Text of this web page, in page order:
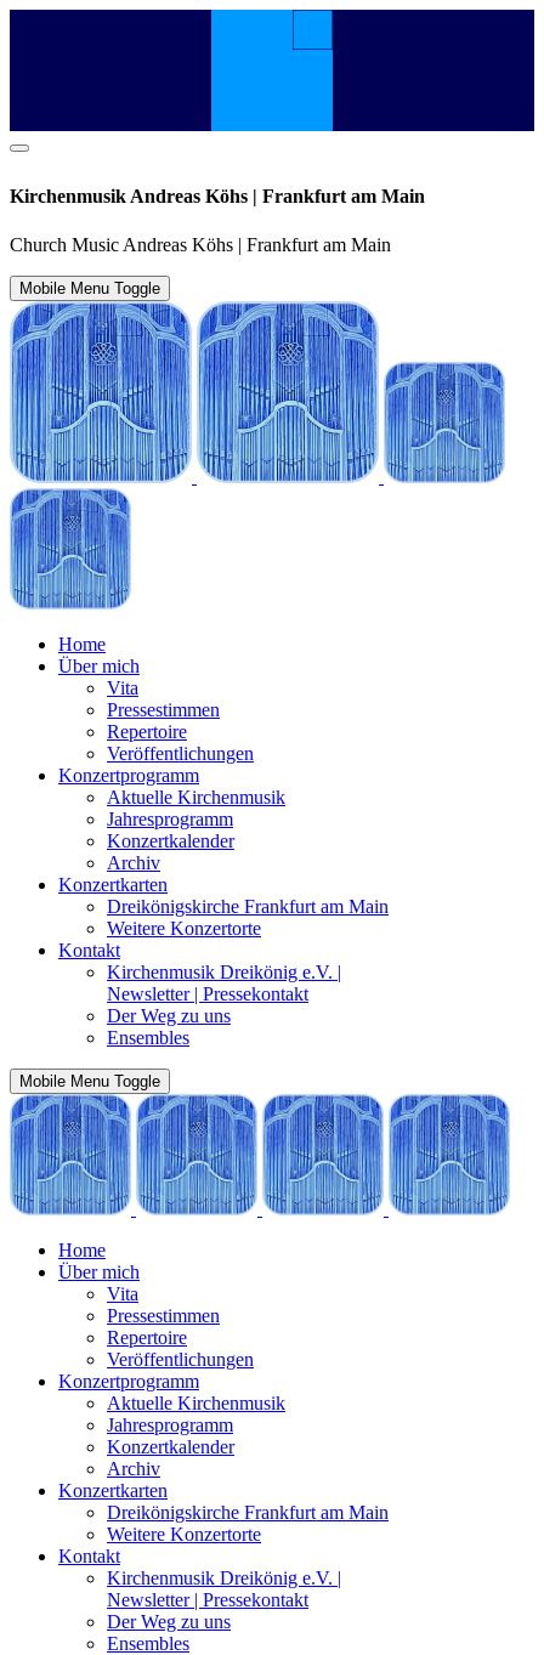
Kirchenmusik Andreas Köhs | Frankfurt am Main
Church Music Andreas Köhs | Frankfurt am Main
Mobile Menu Toggle
Home
Über mich
Vita
Pressestimmen
Repertoire
Veröffentlichungen
Konzertprogramm
Aktuelle Kirchenmusik
Jahresprogramm
Konzertkalender
Archiv
Konzertkarten
Dreikönigskirche Frankfurt am Main
Weitere Konzertorte
Kontakt
Kirchenmusik Dreikönig e.V. |
Newsletter | Pressekontakt
Der Weg zu uns
Ensembles
Mobile Menu Toggle
Home
Über mich
Vita
Pressestimmen
Repertoire
Veröffentlichungen
Konzertprogramm
Aktuelle Kirchenmusik
Jahresprogramm
Konzertkalender
Archiv
Konzertkarten
Dreikönigskirche Frankfurt am Main
Weitere Konzertorte
Kontakt
Kirchenmusik Dreikönig e.V. |
Newsletter | Pressekontakt
Der Weg zu uns
Ensembles